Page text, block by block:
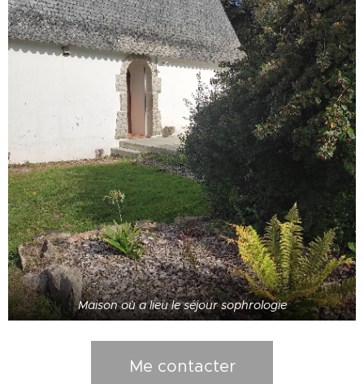
Maison où a lieu le séjour sophrologie
Me contacter